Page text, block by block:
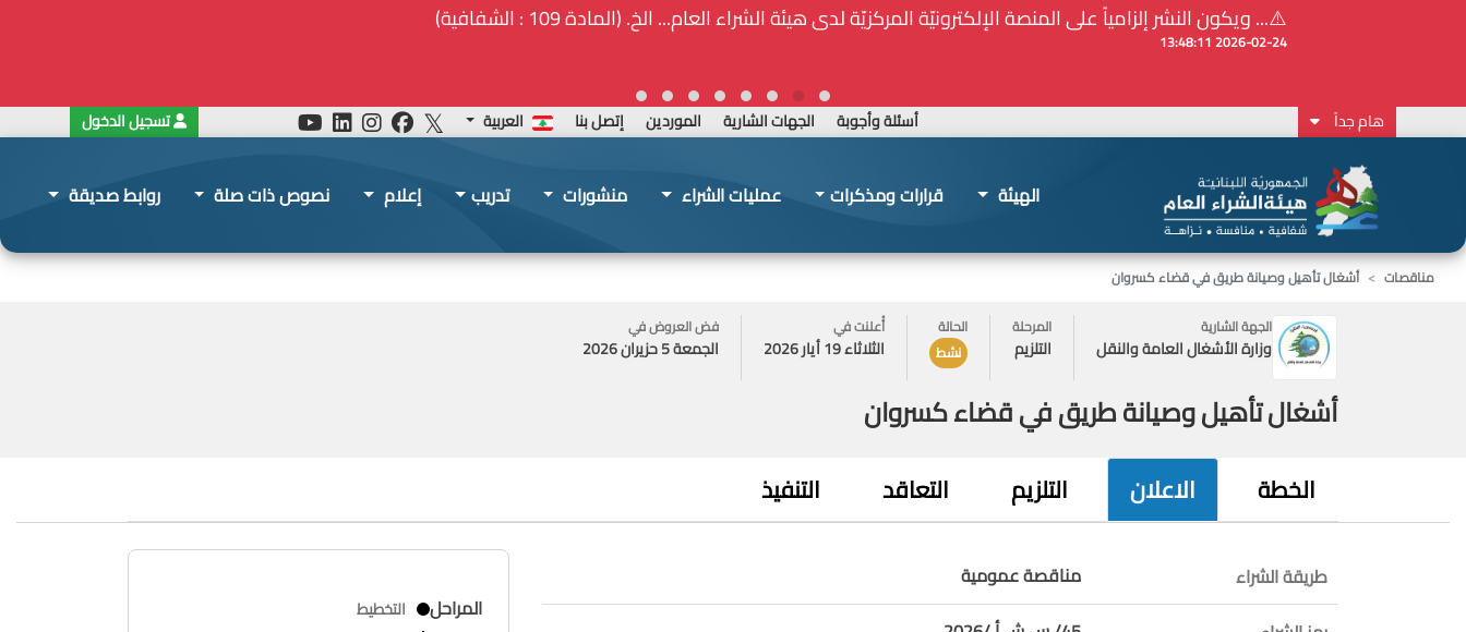
⚠️... ويكون النشر إلزامياً على المنصة الإلكترونيّة المركزيّة لدى هيئة الشراء العام... الخ. (المادة 109 : الشفافية)
2026-02-24 13:48:11
هام جداً أسئلة وأجوبة الجهات الشارية الموردين إتصل بنا العربية تسجيل الدخول
الهيئة قرارات ومذكرات عمليات الشراء منشورات تدريب إعلام نصوص ذات صلة روابط صديقة
مناقصات
أشغال تأهيل وصيانة طريق في قضاء كسروان
الجهة الشارية
وزارة الأشغال العامة والنقل
المرحلة
التلزيم
الحالة
نشط
أُعلنت في
الثلاثاء 19 أيار 2026
فض العروض في
الجمعة 5 حزيران 2026
أشغال تأهيل وصيانة طريق في قضاء كسروان
الخطة الاعلان التلزيم التعاقد التنفيذ
طريقة الشراء
مناقصة عمومية
المراحل التخطيط